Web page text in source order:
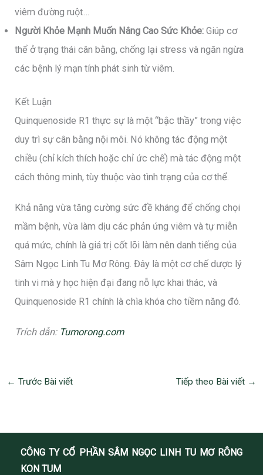
viêm đường ruột…
Người Khỏe Mạnh Muốn Nâng Cao Sức Khỏe: Giúp cơ
thể ở trạng thái cân bằng, chống lại stress và ngăn ngừa
các bệnh lý mạn tính phát sinh từ viêm.
Kết Luận
Quinquenoside R1 thực sự là một “bậc thầy” trong việc
duy trì sự cân bằng nội môi. Nó không tác động một
chiều (chỉ kích thích hoặc chỉ ức chế) mà tác động một
cách thông minh, tùy thuộc vào tình trạng của cơ thể.
Khả năng vừa tăng cường sức đề kháng để chống chọi
mầm bệnh, vừa làm dịu các phản ứng viêm và tự miễn
quá mức, chính là giá trị cốt lõi làm nên danh tiếng của
Sâm Ngọc Linh Tu Mơ Rông. Đây là một cơ chế dược lý
tinh vi mà y học hiện đại đang nỗ lực khai thác, và
Quinquenoside R1 chính là chìa khóa cho tiềm năng đó.
Trích dẫn:Tumorong.com
← Trước Bài viết Tiếp theo Bài viết →
CÔNG TY CỔ PHẦN SÂM NGỌC LINH TU MƠ RÔNG
KON TUM